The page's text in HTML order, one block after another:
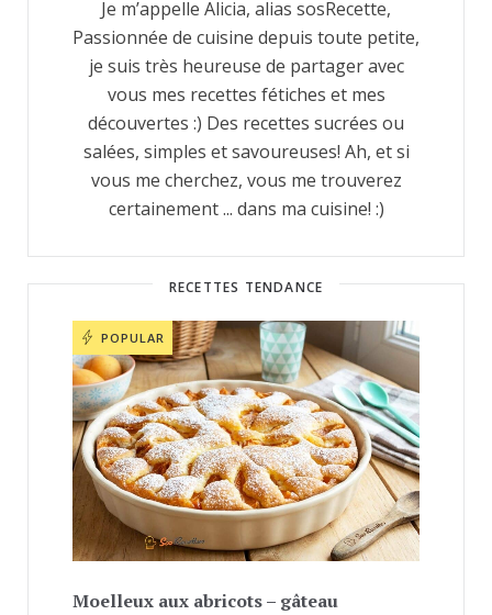
Je m’appelle Alicia, alias sosRecette,
Passionnée de cuisine depuis toute petite,
je suis très heureuse de partager avec
vous mes recettes fétiches et mes
découvertes :) Des recettes sucrées ou
salées, simples et savoureuses! Ah, et si
vous me cherchez, vous me trouverez
certainement ... dans ma cuisine! :)
RECETTES TENDANCE
POPULAR
Moelleux aux abricots – gâteau